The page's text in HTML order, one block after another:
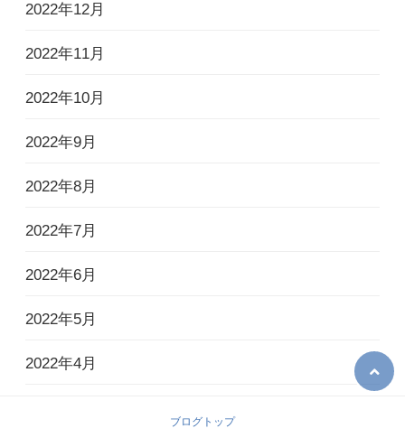
2022年12月
2022年11月
2022年10月
2022年9月
2022年8月
2022年7月
2022年6月
2022年5月
2022年4月
ブログトップ